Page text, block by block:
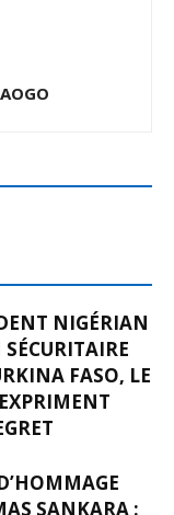
NIGÉRIAN
FASO, LE
SANKARA :